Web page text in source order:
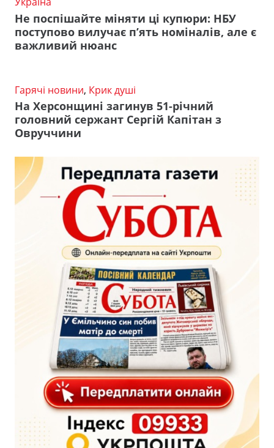
Не поспішайте міняти ці купюри: НБУ
поступово вилучає п’ять номіналів, але є
важливий нюанс
Гарячі новини, Крик душі
На Херсонщині загинув 51-річний
головний сержант Сергій Капітан з
Овруччини